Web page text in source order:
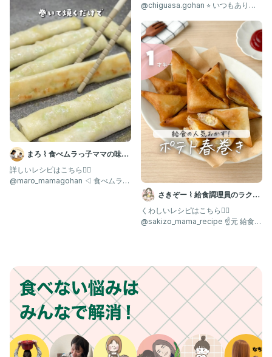
まろ ⌇ 食べムラっ子ママの味方
| 幼児食1歳〜
詳しいレシピはこちら👇🏻
@maro_mamagohan ◁ 食べムラっ
@chiguasa.gohan ⭐︎ いつもありが
さきぞー ⌇ 給食調理員のラクう
ま幼児食
くわしいレシピはこちら💁‍♀️ ⁡
@sakizo_mama_recipe ☝️元 給食の